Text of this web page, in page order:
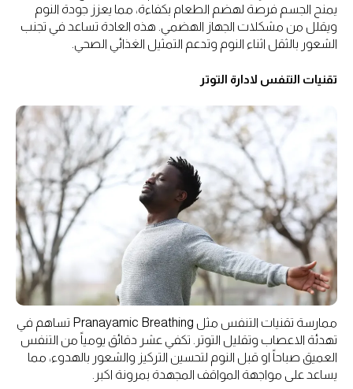
يمنح الجسم فرصة لهضم الطعام بكفاءة، مما يعزز جودة النوم
ويقلل من مشكلات الجهاز الهضمي. هذه العادة تساعد في تجنب
الشعور بالثقل اثناء النوم وتدعم التمثيل الغذائي الصحي.
تقنيات التنفس لادارة التوتر
ممارسة تقنيات التنفس مثل Pranayamic Breathing تساهم في
تهدئة الاعصاب وتقليل التوتر. تكفي عشر دقائق يومياً من التنفس
العميق صباحاً او قبل النوم لتحسين التركيز والشعور بالهدوء، مما
يساعد على مواجهة المواقف المجهدة بمرونة اكبر.